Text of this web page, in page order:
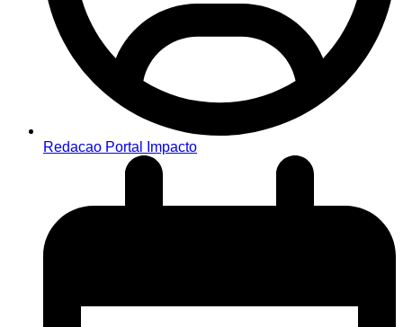
Redacao Portal Impacto